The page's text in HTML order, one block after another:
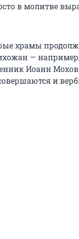
в молитве
храмы
—
Иоанн Мохов
и